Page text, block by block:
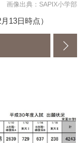
画像出典：SAPIX小学部
13日時点）